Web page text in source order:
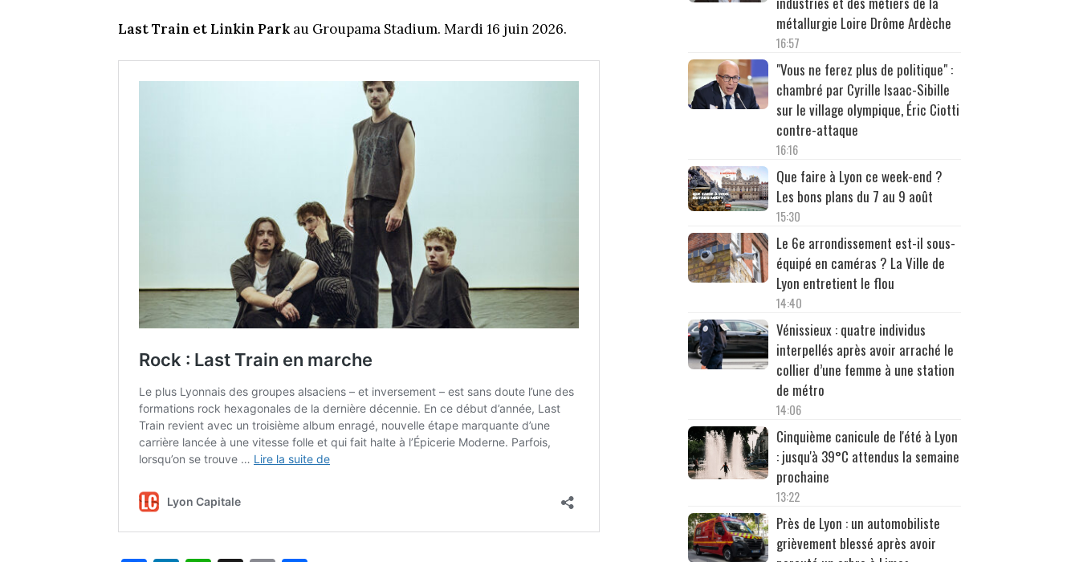
Last Train et Linkin Park au Groupama Stadium. Mardi 16 juin 2026.
métallurgie Loire Drôme Ardèche
16:57
"Vous ne ferez plus de politique" :
chambré par Cyrille Isaac-Sibille
sur le village olympique, Éric Ciotti
contre-attaque
16:16
Que faire à Lyon ce week-end ?
Les bons plans du 7 au 9 août
15:30
Le 6e arrondissement est-il sous-
équipé en caméras ? La Ville de
Lyon entretient le flou
14:40
Vénissieux : quatre individus
interpellés après avoir arraché le
collier d’une femme à une station
de métro
14:06
Cinquième canicule de l'été à Lyon
: jusqu'à 39°C attendus la semaine
prochaine
13:22
Près de Lyon : un automobiliste
grièvement blessé après avoir